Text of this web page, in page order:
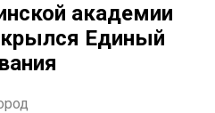
академии
Единый